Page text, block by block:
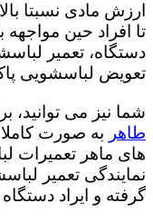
ارزش مادی نسبتا
تا افراد حین مواجهه
دستگاه، تعمیر
تعویض لباسشویی
شما نیز می توانید،
طاهر به صورت
های ماهر تعمیرات
نمایندگی تعمیر
گرفته و ایراد